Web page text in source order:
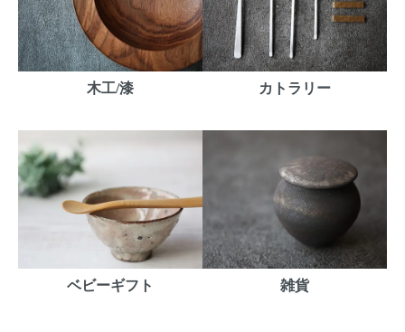
木工/漆 カトラリー
ベビーギフト 雑貨